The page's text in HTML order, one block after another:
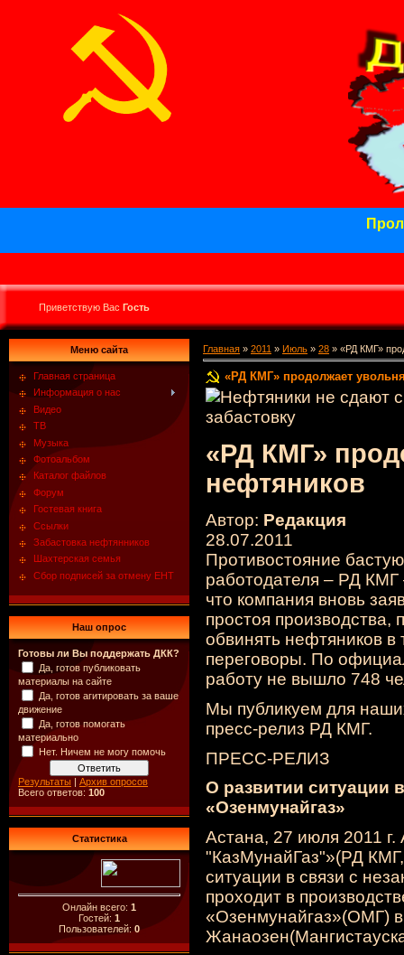
Приветствую Вас Гость
Меню сайта
Главная страница
Информация о нас
Видео
ТВ
Музыка
Фотоальбом
Каталог файлов
Форум
Гостевая книга
Ссылки
Забастовка нефтянников
Шахтерская семья
Сбор подписей за отмену ЕНТ
Наш опрос
Готовы ли Вы поддержать ДКК?
Да, готов публиковать
материалы на сайте
Да, готов агитировать за ваше
движение
Да, готов помогать
материально
Нет. Ничем не могу помочь
Результаты | Архив опросов
Всего ответов: 100
Статистика
Онлайн всего: 1
Гостей: 1
Пользователей: 0
Главная » 2011 » Июль » 28 » «РД КМГ»
«РД КМГ» продолжает
«РД КМГ»
нефтяников
Автор: Редакция
28.07.2011
Противостояние
работодателя – РД
что компания вновь
простоя производства,
обвинять нефтяников в
переговоры. По
работу не вышло 748
Мы публикуем для
пресс-релиз РД КМГ.
ПРЕСС-РЕЛИЗ
О развитии ситуации
«Озенмунайгаз»
Астана, 27 июля 2011
"КазМунайГаз"»(РД
ситуации в связи с
проходит в
«Озенмунайгаз»(ОМГ)
Жанаозен